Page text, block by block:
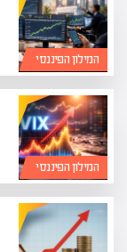
המילון הפיננסי
המילון הפיננסי